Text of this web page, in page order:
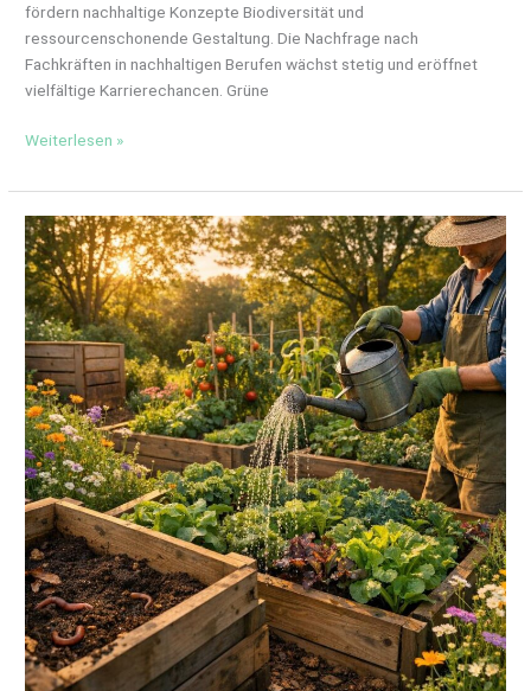
fördern nachhaltige Konzepte Biodiversität und
ressourcenschonende Gestaltung. Die Nachfrage nach
Fachkräften in nachhaltigen Berufen wächst stetig und eröffnet
vielfältige Karrierechancen. Grüne
Weiterlesen »
Dein
eigener
Bio-
Garten:
So
startest
du
ganz
einfach